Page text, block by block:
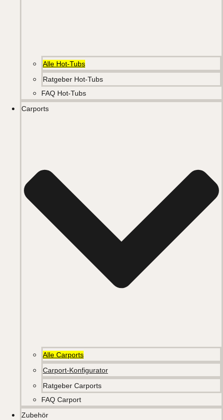
Alle Hot-Tubs
Ratgeber Hot-Tubs
FAQ Hot-Tubs
Carports
Alle Carports
Carport-Konfigurator
Ratgeber Carports
FAQ Carport
Zubehör